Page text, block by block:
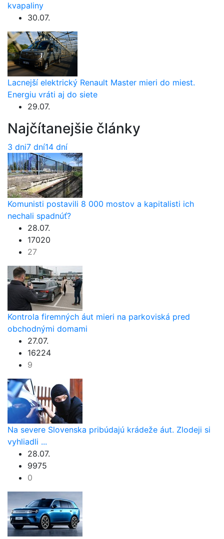
kvapaliny
30.07.
Lacnejší elektrický Renault Master mieri do miest.
Energiu vráti aj do siete
29.07.
Najčítanejšie články
3 dni7 dní14 dní
Komunisti postavili 8 000 mostov a kapitalisti ich
nechali spadnúť?
28.07.
17020
27
Kontrola firemných áut mieri na parkoviská pred
obchodnými domami
27.07.
16224
9
Na severe Slovenska pribúdajú krádeže áut. Zlodeji si
vyhliadli ...
28.07.
9975
0